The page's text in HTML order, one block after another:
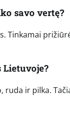
savo vertę?
Tinkamai
ir pilka.